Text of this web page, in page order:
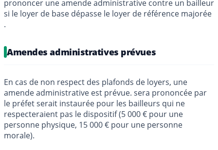
prononcer une amende administrative contre un bailleur
si le loyer de base dépasse le loyer de référence majorée
.
Amendes administratives prévues
En cas de non respect des plafonds de loyers, une
amende administrative est prévue. sera prononcée par
le préfet serait instaurée pour les bailleurs qui ne
respecteraient pas le dispositif (5 000 € pour une
personne physique, 15 000 € pour une personne
morale).